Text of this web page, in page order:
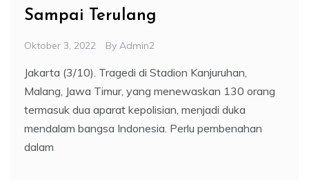
Sampai Terulang
Oktober 3, 2022 By Admin2
Jakarta (3/10). Tragedi di Stadion Kanjuruhan,
Malang, Jawa Timur, yang menewaskan 130 orang
termasuk dua aparat kepolisian, menjadi duka
mendalam bangsa Indonesia. Perlu pembenahan
dalam